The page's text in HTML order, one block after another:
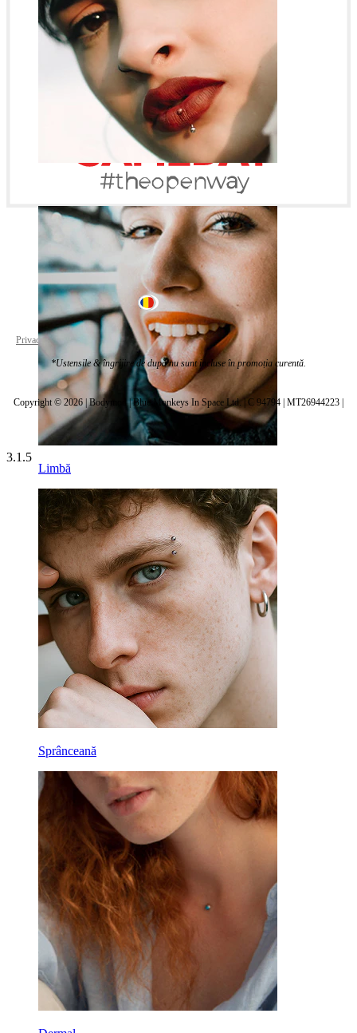
Limbă
Sprânceană
Romania
Privacy policy Cookie settings
*Ustensile & îngrijire de după nu sunt incluse în promoția curentă.
Copyright © 2026 | Bodymod | Blue Monkeys In Space Ltd. | C 94794 | MT26944223 |
3.1.5